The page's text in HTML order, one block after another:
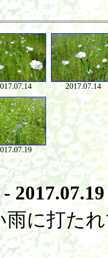
2017.07.14
2017.07.19
雨に打た